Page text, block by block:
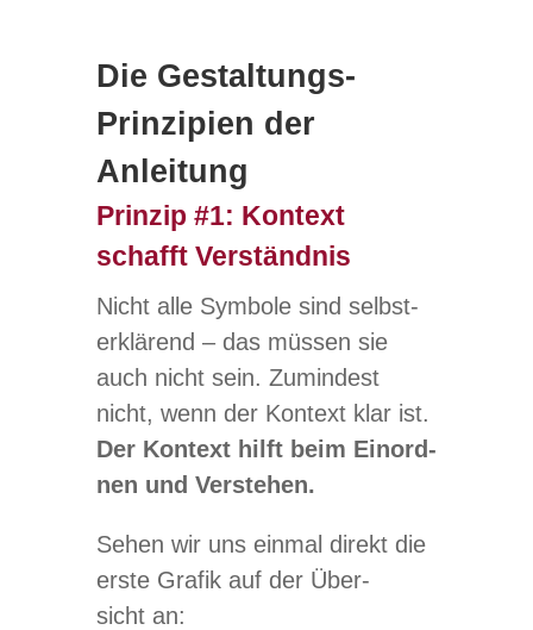
Die Gestaltungs-
Prinzipien der
Anleitung
Prinzip #1: Kontext
schafft Verständnis
Nicht alle Sym­bole sind selbst­
er­klä­rend – das müs­sen sie
auch nicht sein. Zumin­dest
nicht, wenn der Kon­text klar ist.
Der Kon­text hilft beim Ein­ord­
nen und Verstehen.
Sehen wir uns ein­mal direkt die
erste Gra­fik auf der Über­
sicht an: